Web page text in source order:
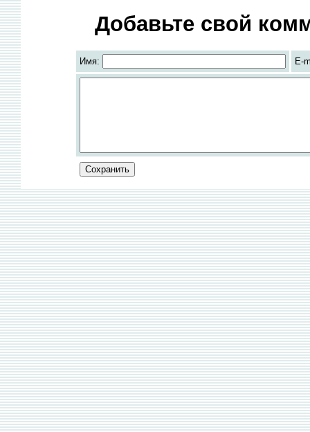
Добавьте свой
Имя: E-